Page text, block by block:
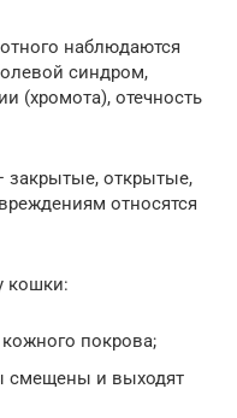
наблюдаются
синдром,
(хромота), отечность
открытые,
относятся
кошки:
покрова;
смещены и выходят